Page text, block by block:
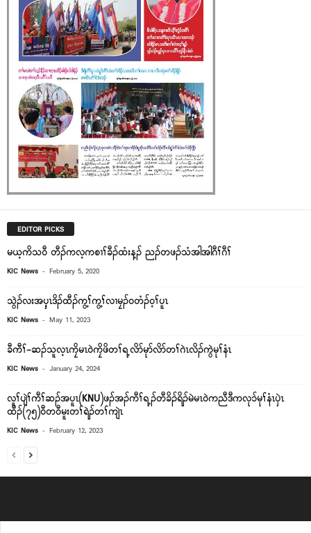
EDITOR PICKS
မယ့ကိသ၀ီ တီၣ်ကလ့ကစၢၢ်ခီၣ်ထံးန့ၣ် ညၣ်တဖၣ်သံအါအါဂီၢ်ဂီၢ်
KIC News - February 5, 2020
သွဲၣ်လးအၦ့ၤဒိၣ်ထီၣ်ကွ့ၢ်ကွ့ၢ်လၢမၠၣ်၀တံၣ်၀့ၢ်ပူၤ
KIC News - May 11, 2023
ခီကီၢ်-ဆၣ်သူလ့ၤကၠိမၤ၀ဲကၠိဖိတၢ်ရ့လိာ်မုာ်လိာ်တၢ်ဂဲၤလိၣ်ကွဲမုၢ်နံၤ
KIC News - January 24, 2024
လူၢ်ပျဲၢ်ကီၢ်ဆၣ်အပူၤ(KNU)ဖၣ်အၣ်ကီၢ်ရ့ၣ်တီခိၣ်ရိၣ်မဲမၤ၀ဲကညီဒီကလု၁်မုၢ်နံၤၦဲၤ
ထီၣ်(၇၅)၀ီတ၀ီမူးတၢ်ရဲၣ်တၢ်ကျဲၤ
KIC News - February 12, 2023